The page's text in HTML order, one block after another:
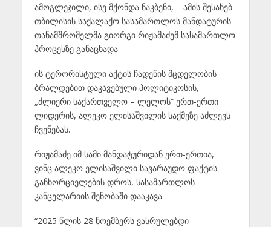
ამოგლეჯილი, ისე მქონდა ნაკბენი, – ამის შესახებ
თბილისის საქალაქო სასამართლოს მანდატურის
თანამშრომელმა გიორგი რიჟამაძემ სასამართლო
პროცესზე განაცხადა.
ის ტერორისტული აქტის ჩადენის მცდელობის
ბრალდებით დაკავებული პოლიტიკოსის,
„ძლიერი საქართველო – ლელოს“ ერთ-ერთი
ლიდერის, ალეკო ელისაშვილის საქმეზე აძლევს
ჩვენებას.
რიჟამაძე იმ სამი მანდატურიდან ერთ-ერთია,
ვინც ალეკო ელისაშვილი სავარაუდო ფაქტის
განხორციელების დროს, სასამართლოს
კანცელარიის შენობაში დააკავა.
“2025 წლის 28 ნოემბერს ვასრულებდი